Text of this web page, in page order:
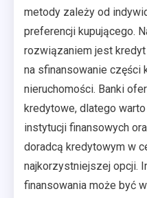
metody zależy od
preferencji kupującego.
rozwiązaniem jest
na sfinansowanie części
nieruchomości. Banki
kredytowe, dlatego
instytucji finansowych
doradcą kredytowym w
najkorzystniejszej opcji.
finansowania może być